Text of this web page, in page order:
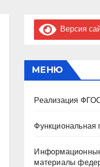
Версия
МЕНЮ
Реализация
Функциональная
материалы